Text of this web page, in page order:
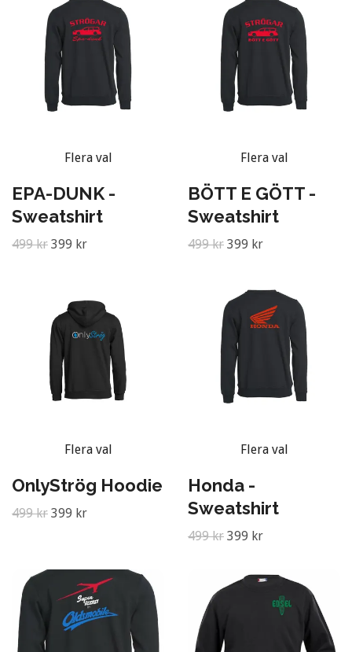
Flera val
EPA-DUNK -
Sweatshirt
499 kr 399 kr
Flera val
BÖTT E GÖTT -
Sweatshirt
499 kr 399 kr
Flera val
OnlyStrög Hoodie
499 kr 399 kr
Flera val
Honda -
Sweatshirt
499 kr 399 kr